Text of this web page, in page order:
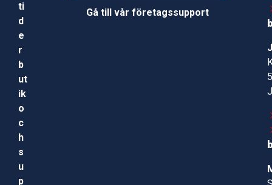
ti
d
e
r
b
ut
ik
o
c
h
s
u
p
Gå till vår företagssupport